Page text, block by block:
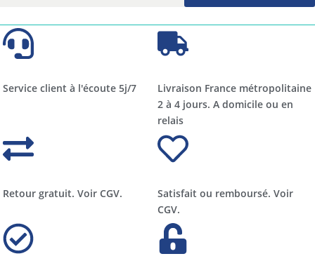
Service client à l'écoute 5j/7
Livraison France métropolitaine
2 à 4 jours. A domicile ou en
relais​​
Retour gratuit. Voir CGV.
Satisfait ou remboursé. Voir
CGV.